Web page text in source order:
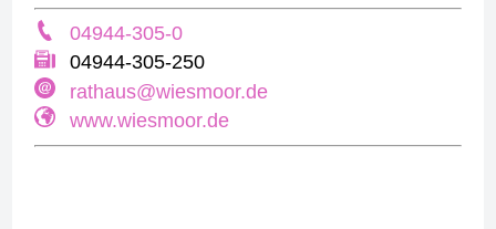
04944-305-0
04944-305-250
rathaus@wiesmoor.de
www.wiesmoor.de